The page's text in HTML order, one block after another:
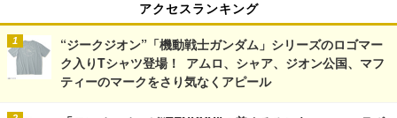
アクセスランキング
“ジークジオン”「機動戦士ガンダム」シリーズのロゴマー
ク入りTシャツ登場！ アムロ、シャア、ジオン公国、マフ
ティーのマークをさり気なくアピール